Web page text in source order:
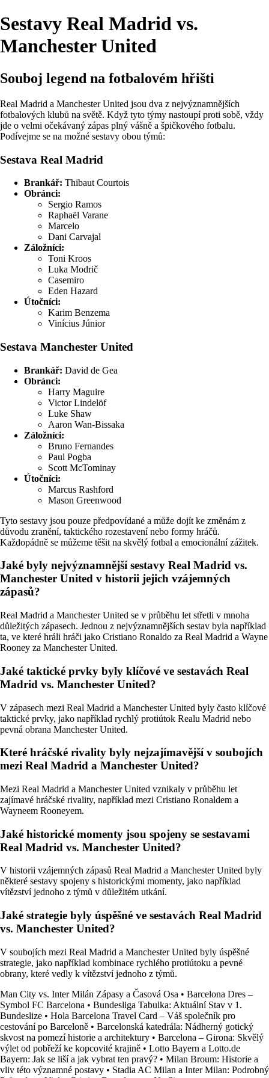
Sestavy Real Madrid vs.
Manchester United
Souboj legend na fotbalovém hřišti
Real Madrid a Manchester United jsou dva z nejvýznamnějších
fotbalových klubů na světě. Když tyto týmy nastoupí proti sobě, vždy
jde o velmi očekávaný zápas plný vášně a špičkového fotbalu.
Podívejme se na možné sestavy obou týmů:
Sestava Real Madrid
Brankář: Thibaut Courtois
Obránci:
Sergio Ramos
Raphaël Varane
Marcelo
Dani Carvajal
Záložníci:
Toni Kroos
Luka Modrič
Casemiro
Eden Hazard
Útočníci:
Karim Benzema
Vinícius Júnior
Sestava Manchester United
Brankář: David de Gea
Obránci:
Harry Maguire
Victor Lindelöf
Luke Shaw
Aaron Wan-Bissaka
Záložníci:
Bruno Fernandes
Paul Pogba
Scott McTominay
Útočníci:
Marcus Rashford
Mason Greenwood
Tyto sestavy jsou pouze předpovídané a může dojít ke změnám z
důvodu zranění, taktického rozestavení nebo formy hráčů.
Každopádně se můžeme těšit na skvělý fotbal a emocionální zážitek.
Jaké byly nejvýznamnější sestavy Real Madrid vs.
Manchester United v historii jejich vzájemných
zápasů?
Real Madrid a Manchester United se v průběhu let střetli v mnoha
důležitých zápasech. Jednou z nejvýznamnějších sestav byla například
ta, ve které hráli hráči jako Cristiano Ronaldo za Real Madrid a Wayne
Rooney za Manchester United.
Jaké taktické prvky byly klíčové ve sestavách Real
Madrid vs. Manchester United?
V zápasech mezi Real Madrid a Manchester United byly často klíčové
taktické prvky, jako například rychlý protiútok Realu Madrid nebo
pevná obrana Manchester United.
Které hráčské rivality byly nejzajímavější v soubojích
mezi Real Madrid a Manchester United?
Mezi Real Madrid a Manchester United vznikaly v průběhu let
zajímavé hráčské rivality, například mezi Cristiano Ronaldem a
Wayneem Rooneyem.
Jaké historické momenty jsou spojeny se sestavami
Real Madrid vs. Manchester United?
V historii vzájemných zápasů Real Madrid a Manchester United byly
některé sestavy spojeny s historickými momenty, jako například
vítězství jednoho z týmů v důležitém utkání.
Jaké strategie byly úspěšné ve sestavách Real Madrid
vs. Manchester United?
V soubojích mezi Real Madrid a Manchester United byly úspěšné
strategie, jako například kombinace rychlého protiútoku a pevné
obrany, které vedly k vítězství jednoho z týmů.
Man City vs. Inter Milán Zápasy a Časová Osa • Barcelona Dres –
Symbol FC Barcelona • Bundesliga Tabulka: Aktuální Stav v 1.
Bundeslize • Hola Barcelona Travel Card – Váš společník pro
cestování po Barceloně • Barcelonská katedrála: Nádherný gotický
skvost na pomezí historie a architektury • Barcelona – Girona: Skvělý
výlet od pobřeží ke kopcovité krajině • Lotto Bayern a Lotto.de
Bayern: Jak se liší a jak vybrat ten pravý? • Milan Broum: Historie a
vliv této významné postavy • Stadia AC Milan a Inter Milan: Podrobný